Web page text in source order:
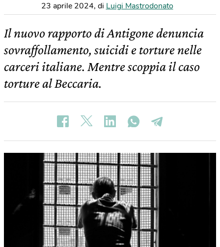
23 aprile 2024, di Luigi Mastrodonato
Il nuovo rapporto di Antigone denuncia
sovraffollamento, suicidi e torture nelle
carceri italiane. Mentre scoppia il caso
torture al Beccaria.